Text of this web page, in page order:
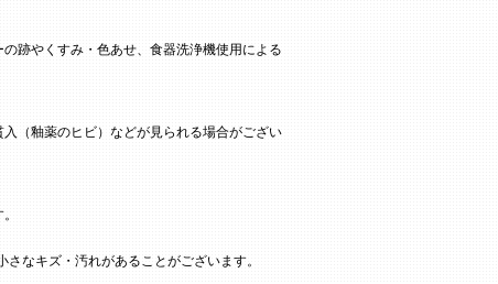
跡やくすみ・色あせ、食器洗浄機使用による
（釉薬のヒビ）などが見られる場合がござい
さなキズ・汚れがあることがございます。